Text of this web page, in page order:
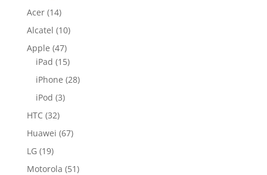
Acer (14)
Alcatel (10)
Apple (47)
iPad (15)
iPhone (28)
iPod (3)
HTC (32)
Huawei (67)
LG (19)
Motorola (51)